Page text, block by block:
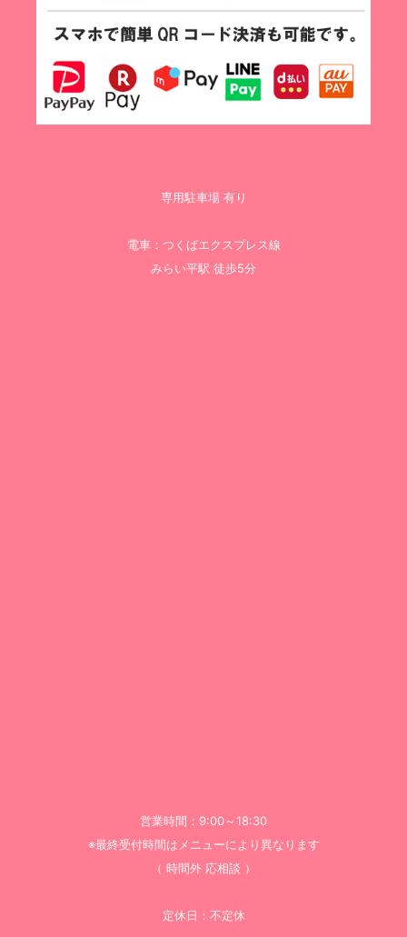
専用駐車場 有り
電車：つくばエクスプレス線
みらい平駅 徒歩5分
営業時間：9:00～18:30
※最終受付時間はメニューにより異なります
（ 時間外 応相談 ）
定休日：不定休